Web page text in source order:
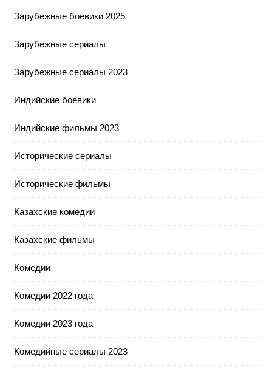
Зарубежные боевики 2025
Зарубежные сериалы
Зарубежные сериалы 2023
Индийские боевики
Индийские фильмы 2023
Исторические сериалы
Исторические фильмы
Казахские комедии
Казахские фильмы
Комедии
Комедии 2022 года
Комедии 2023 года
Комедийные сериалы 2023